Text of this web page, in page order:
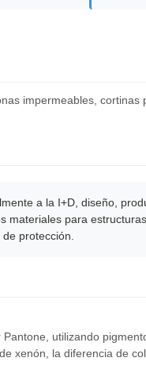
impermeables,
a la I+D, diseño,
materiales para
protección.
utilizando
xenón, la diferencia de